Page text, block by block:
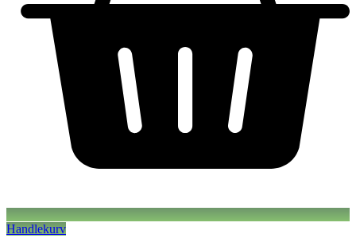
Handlekurv